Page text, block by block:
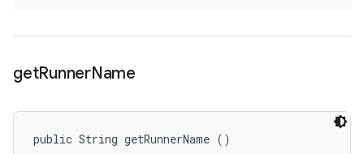
getRunnerName
public String getRunnerName ()